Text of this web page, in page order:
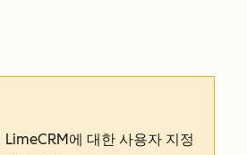
에 대한 사용자 지정